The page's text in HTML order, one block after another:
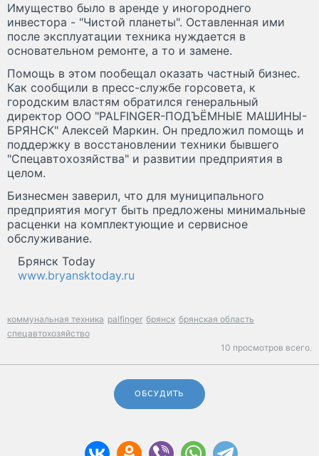
Имущество было в аренде у иногороднего
инвестора - "Чистой планеты". Оставленная ими
после эксплуатации техника нуждается в
основательном ремонте, а то и замене.
Помощь в этом пообещал оказать частный бизнес.
Как сообщили в пресс-службе горсовета, к
городским властям обратился генеральный
директор ООО "PALFINGER-ПОДЪЁМНЫЕ МАШИНЫ-
БРЯНСК" Алексей Маркин. Он предложил помощь и
поддержку в восстановлении техники бывшего
"Спецавтохозяйства" и развитии предприятия в
целом.
Бизнесмен заверил, что для муниципального
предприятия могут быть предложены минимальные
расценки на комплектующие и сервисное
обслуживание.
Брянск Today
www.bryansktoday.ru
коммунальная техника palfinger брянск брянская область
спецавтохозяйство
10 просмотров всего.
ОБСУДИТЬ